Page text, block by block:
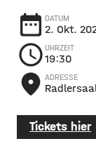
date_range DATUM
2. Okt.
schedule UHRZEIT
19:30
place ADRESSE
Tickets hier